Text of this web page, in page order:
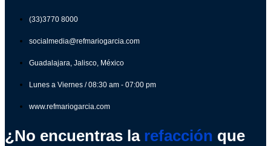
(33)3770 8000
socialmedia@refmariogarcia.com
Guadalajara, Jalisco, México
Lunes a Viernes / 08:30 am - 07:00 pm
www.refmariogarcia.com
¿No encuentras la refacción que